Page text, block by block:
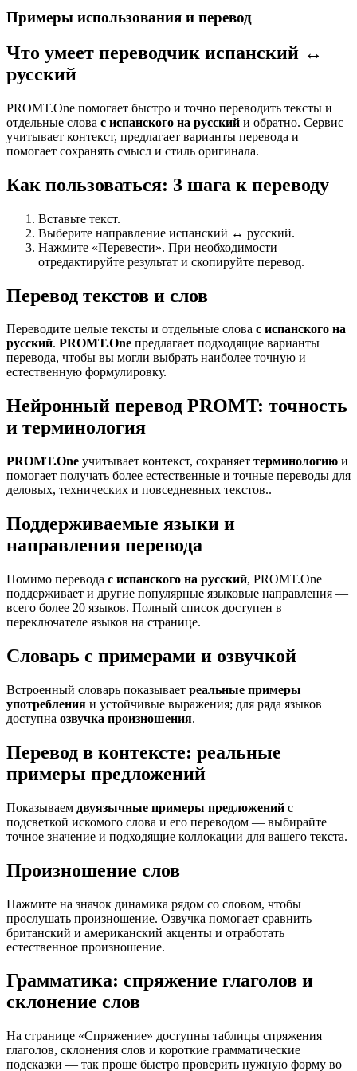
Примеры использования и перевод
Что умеет переводчик испанский ↔
русский
PROMT.One помогает быстро и точно переводить тексты и
отдельные слова с испанского на русский и обратно. Сервис
учитывает контекст, предлагает варианты перевода и
помогает сохранять смысл и стиль оригинала.
Как пользоваться: 3 шага к переводу
Вставьте текст.
Выберите направление испанский ↔ русский.
Нажмите «Перевести». При необходимости
отредактируйте результат и скопируйте перевод.
Перевод текстов и слов
Переводите целые тексты и отдельные слова с испанского на
русский. PROMT.One предлагает подходящие варианты
перевода, чтобы вы могли выбрать наиболее точную и
естественную формулировку.
Нейронный перевод PROMT: точность
и терминология
PROMT.One учитывает контекст, сохраняет терминологию и
помогает получать более естественные и точные переводы для
деловых, технических и повседневных текстов..
Поддерживаемые языки и
направления перевода
Помимо перевода с испанского на русский, PROMT.One
поддерживает и другие популярные языковые направления —
всего более 20 языков. Полный список доступен в
переключателе языков на странице.
Словарь с примерами и озвучкой
Встроенный словарь показывает реальные примеры
употребления и устойчивые выражения; для ряда языков
доступна озвучка произношения.
Перевод в контексте: реальные
примеры предложений
Показываем двуязычные примеры предложений с
подсветкой искомого слова и его переводом — выбирайте
точное значение и подходящие коллокации для вашего текста.
Произношение слов
Нажмите на значок динамика рядом со словом, чтобы
прослушать произношение. Озвучка помогает сравнить
британский и американский акценты и отработать
естественное произношение.
Грамматика: спряжение глаголов и
склонение слов
На странице «Спряжение» доступны таблицы спряжения
глаголов, склонения слов и короткие грамматические
подсказки — так проще быстро проверить нужную форму во